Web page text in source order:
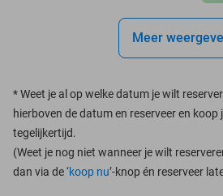
Meer
*Weet je al op welke datum je wilt
hierboven de datum en reserveer en koop
tegelijkertijd.
(Weet je nog niet wanneer je wilt
dan via de ‘koop nu’-knop én reserveer